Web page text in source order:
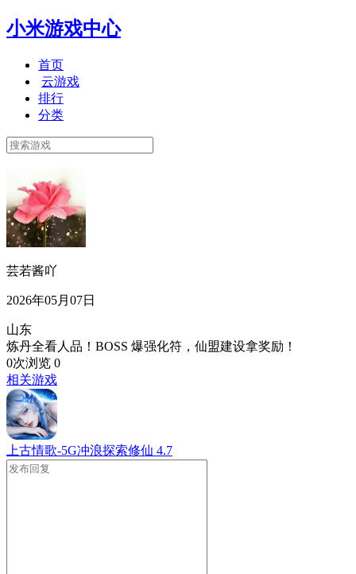
小米游戏中心
首页
云游戏
排行
分类
芸若酱吖
2026年05月07日
山东
炼丹全看人品！BOSS 爆强化符，仙盟建设拿奖励！​
0次浏览 0
相关游戏
上古情歌-5G冲浪探索修仙 4.7